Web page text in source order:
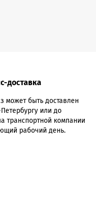
доставка
может быть доставлен
или до
транспортной компании
рабочий день.